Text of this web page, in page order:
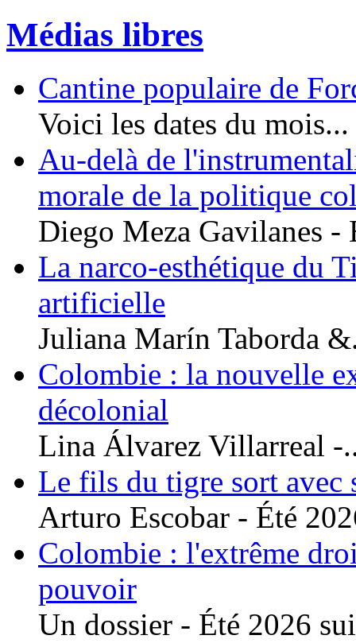
Médias libres
Cantine populaire de
Voici les dates du mois...
Au-delà de
morale de la politique
Diego Meza Gavilanes -
La narco-esthétique du
artificielle
Juliana Marín Taborda
Colombie : la nouvelle
décolonial
Lina Álvarez Villarreal -
Le fils du tigre sort avec
Arturo Escobar - Été
Colombie : l'extrême
pouvoir
Un dossier - Été 2026